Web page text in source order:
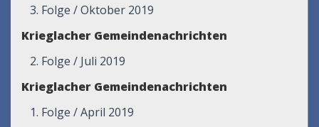
3. Folge / Oktober 2019
Krieglacher Gemeindenachrichten
2. Folge / Juli 2019
Krieglacher Gemeindenachrichten
1. Folge / April 2019